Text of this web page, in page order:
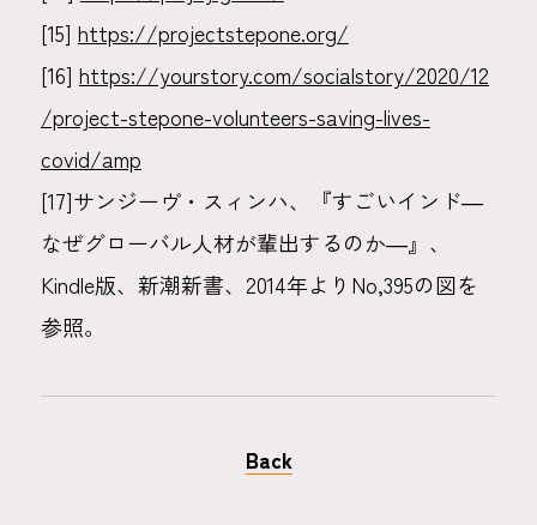
[15] https://projectstepone.org/
[16] https://yourstory.com/socialstory/2020/12
/project-stepone-volunteers-saving-lives-
covid/amp
[17]サンジーヴ・スィンハ、『すごいインド―
なぜグローバル人材が輩出するのか―』、
Kindle版、新潮新書、2014年よりNo,395の図を
参照。
Back